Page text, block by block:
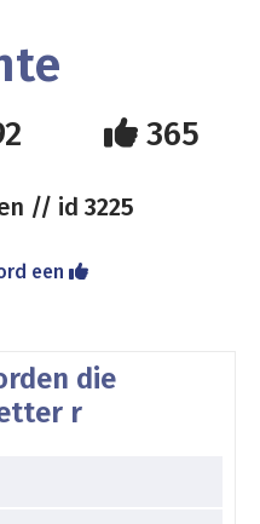
365
// id 3225
een
die
r